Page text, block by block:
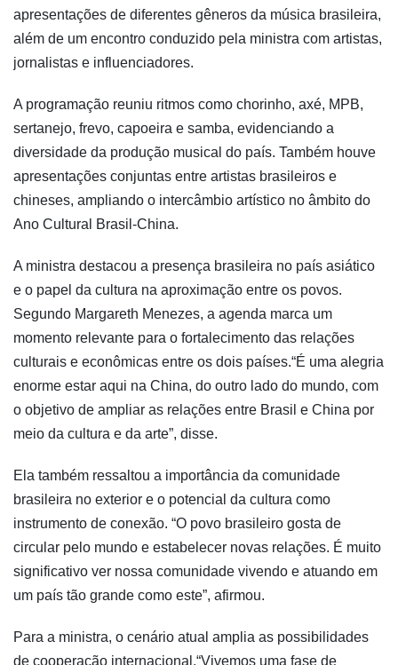
apresentações de diferentes gêneros da música brasileira,
além de um encontro conduzido pela ministra com artistas,
jornalistas e influenciadores.
A programação reuniu ritmos como chorinho, axé, MPB,
sertanejo, frevo, capoeira e samba, evidenciando a
diversidade da produção musical do país. Também houve
apresentações conjuntas entre artistas brasileiros e
chineses, ampliando o intercâmbio artístico no âmbito do
Ano Cultural Brasil-China.
A ministra destacou a presença brasileira no país asiático
e o papel da cultura na aproximação entre os povos.
Segundo Margareth Menezes, a agenda marca um
momento relevante para o fortalecimento das relações
culturais e econômicas entre os dois países.“É uma alegria
enorme estar aqui na China, do outro lado do mundo, com
o objetivo de ampliar as relações entre Brasil e China por
meio da cultura e da arte”, disse.
Ela também ressaltou a importância da comunidade
brasileira no exterior e o potencial da cultura como
instrumento de conexão. “O povo brasileiro gosta de
circular pelo mundo e estabelecer novas relações. É muito
significativo ver nossa comunidade vivendo e atuando em
um país tão grande como este”, afirmou.
Para a ministra, o cenário atual amplia as possibilidades
de cooperação internacional.“Vivemos uma fase de